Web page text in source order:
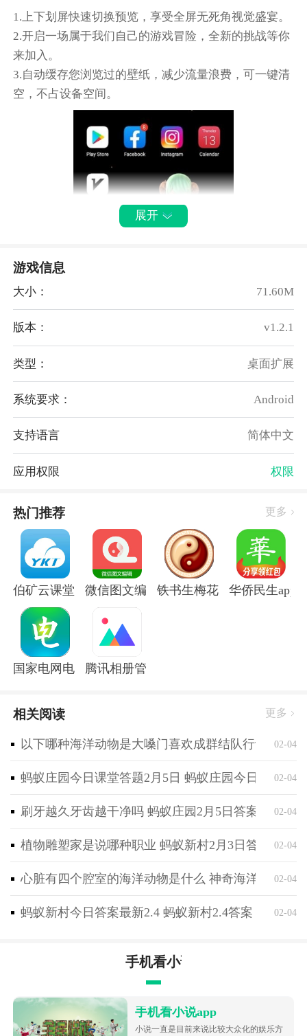
1.上下划屏快速切换预览，享受全屏无死角视觉盛宴。
2.开启一场属于我们自己的游戏冒险，全新的挑战等你
来加入。
3.自动缓存您浏览过的壁纸，减少流量浪费，可一键清
空，不占设备空间。
1.动态壁纸，壁纸大全，主题壁纸，手机壁纸，高清壁
纸，简单壁纸。
2.这款软件超小内存占用，时尚个性的UI设计，方便快
3.高清1080P大图、多大屏幕都能随便用，并且无广告
和水印。
4.各种壁纸多多，提供海量高清无水印美图，随时随地
轻松搜索一键搞定。
软件内容
1、动态壁纸：
用户可以自行设置，让你的手机屏幕动起来，展现个性
屏幕；
多；
3、搞怪图形：
软件简介
1、超全高清壁纸免费挑选，各种类型应有尽有，满足
2、一键免费更换，轻松设置手机桌面，让你的桌面更
3、原创壁纸发源地，超多壁纸，动态壁纸，壁纸大
全，主题壁纸，手机壁纸，墙纸，高清壁纸，简单壁纸
任你
展开
游戏信息
大小： 71.60M
版本： v1.2.1
类型： 桌面扩展
系统要求： Android
支持语言 简体中文
应用权限 权限
热门推荐 更多
伯矿云课堂手机版微信图文编辑大师软件
铁书生梅花app华侨民生app
国家电网电e宝官方版腾讯相册管家app
相关阅读 更多
以下哪种海洋动物是大嗓门喜欢成群结队行动 神奇
02-04
蚂蚁庄园今日课堂答题2月5日 蚂蚁庄园今日课堂答
02-04
刷牙越久牙齿越干净吗 蚂蚁庄园2月5日答案最新02-04
植物雕塑家是说哪种职业 蚂蚁新村2月3日答案最新
02-04
心脏有四个腔室的海洋动物是什么 神奇海洋2月4日
02-04
蚂蚁新村今日答案最新2.4 蚂蚁新村2.4答案 02-04
手机看小说app
手机看小说app
小说一直是目前来说比较大众化的娱乐方